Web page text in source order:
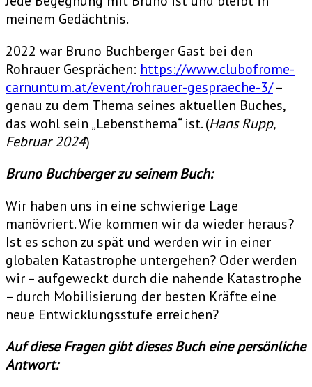
meinem Gedächtnis.
2022 war Bruno Buchberger Gast bei den
Rohrauer Gesprächen: https://www.clubofrome-
carnuntum.at/event/rohrauer-gespraeche-3/–
genau zu dem Thema seines aktuellen Buches,
das wohl sein „Lebensthema“ ist. (Hans Rupp,
Februar 2024)
Bruno Buchberger zu seinem Buch:
Wir haben uns in eine schwierige Lage
manövriert. Wie kommen wir da wieder heraus?
Ist es schon zu spät und werden wir in einer
globalen Katastrophe untergehen? Oder werden
wir – aufgeweckt durch die nahende Katastrophe
– durch Mobilisierung der besten Kräfte eine
neue Entwicklungsstufe erreichen?
Auf diese Fragen gibt dieses Buch eine persönliche
Antwort: